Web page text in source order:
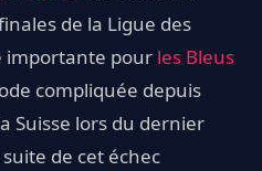
de la Ligue des
importante pour les Bleus
compliquée depuis
Suisse lors du dernier
de cet échec